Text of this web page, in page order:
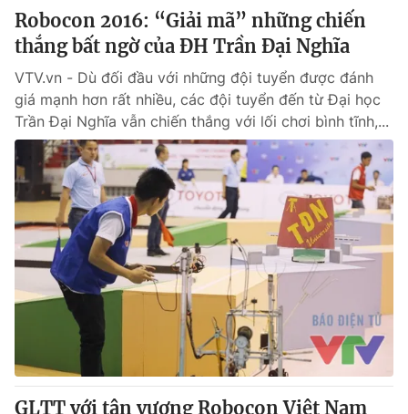
VTV9 VTV8
Liên hệ tòa soạn English
THỜI BÁO VTV
Theo dõi báo trên
Cơ quan chủ quản:Đài Truyền hình Việt Nam
Cơ quan báo chí:
Thời báo VTV
Giấy phép hoạt động báo in và báo điện tử số 483/GP-BTTTT
cấp ngày 29/12/2023
Tổng Biên tập:Vũ Thanh Thủy
Robocon 2016: “Giải mã” những chiến
thắng bất ngờ của ĐH Trần Đại Nghĩa
VTV.vn - Dù đối đầu với những đội tuyển được đánh
giá mạnh hơn rất nhiều, các đội tuyển đến từ Đại học
Trần Đại Nghĩa vẫn chiến thắng với lối chơi bình tĩnh,...
GLTT với tân vương Robocon Việt Nam